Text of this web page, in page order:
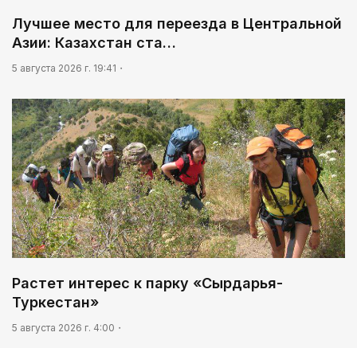
Лучшее место для переезда в Центральной
Азии: Казахстан ста…
5 августа 2026 г. 19:41
Растет интерес к парку «Сырдарья-
Туркестан»
5 августа 2026 г. 4:00